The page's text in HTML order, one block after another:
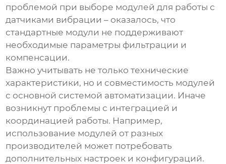
проблемой при выборе модулей для работы с
датчиками вибрации – оказалось, что
стандартные модули не поддерживают
необходимые параметры фильтрации и
компенсации.
Важно учитывать не только технические
характеристики, но и совместимость модулей
с основной системой автоматизации. Иначе
возникнут проблемы с интеграцией и
координацией работы. Например,
использование модулей от разных
производителей может потребовать
дополнительных настроек и конфигураций.